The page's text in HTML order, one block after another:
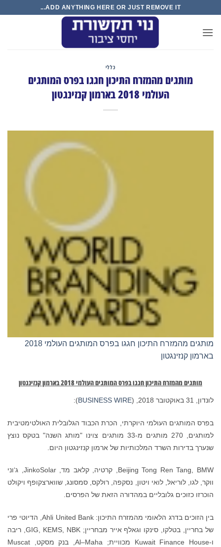
content
ADD ANYTHING HERE OR JUST REMOVE IT...
כללי
מותגים מהמזרח התיכון חגגו בפרס המותגים
העולמי 2018 בארמון קנזינגטון
מותגים מהמזרח התיכון חגגו בפרס המותגים העולמי 2018
בארמון קנזינגטון
מותגים מהמזרח התיכון חגגו בפרס המותגים העולמי 2018 בארמון קנזינגטון
לונדון, 31 באוקטובר 2018, ( BUSINESS WIRE
):
בפרס המותגים העולמי היוקרתי, הכרת הכבוד הגלובלית האולטימטיבית
למותגים, 270 מותגים מ-33 מותגים צוינו "מותג השנה" בטקס נוצץ
שנערך בדירות השרד המלכותיות של ארמון קנזינגטון היום.
Beijing Tong Ren Tang, BMW, קרטיה, קלאב מד, JinkoSolar, ג‘וני
ווקר, לגו, לוריאל, לואי ויטון, נסקפה, רולקס, סמסונג, שווארצקופף ויקולט
הוכרזו כזוכים גלובליים במהדורה הזאת של הפרסים.
בין הזוכים בדרג הלאומי מהמזרח התיכון: Ahli United Bank, הדיוטי פרי
של בחריין, בטלקו, סינקו וגאלף אייר מבחריין; GIG, KEMS, NBK, ריבה
ו-Kuwait Finance House מכוויית; Al–Maha, בנק מסקט, Muscat